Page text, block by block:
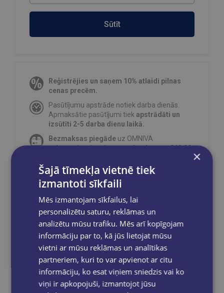
Sūtīt
Reģistrējies un saņem 10% atlaidi pilnas
cenas precēm.
Pasūtījumu apstrāde notiek darba dienās.
Apmaksātie pasūtījumi tiek apstrādāti un
izsūtīti 2-5 darba dienu laikā.
Bezmaksas piegāde uz OMNIVA
pakomātiem Latvijāpasūtījumiem no €40.00.
grāmatnīcā 1-5 darba dienu laikā, kad
pasūtījums būs gatavs saņemšanai, saņemsi
Dalies sociālajos tīklos:
×
Šajā tīmekļa vietnē tiek
izmantoti sīkfaili
Mēs izmantojam sīkfailus, lai
personalizētu saturu, reklāmas un
analizētu mūsu trafiku. Mēs arī kopīgojam
informāciju par to, kā jūs lietojat mūsu
vietni ar mūsu reklāmas un analītikas
partneriem, kuri to var apvienot ar citu
informāciju, ko esat viņiem sniedzis vai ko
viņi ir apkopojuši, izmantojot jūsu